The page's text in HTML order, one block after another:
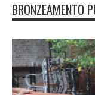
BRONZEAMENTO